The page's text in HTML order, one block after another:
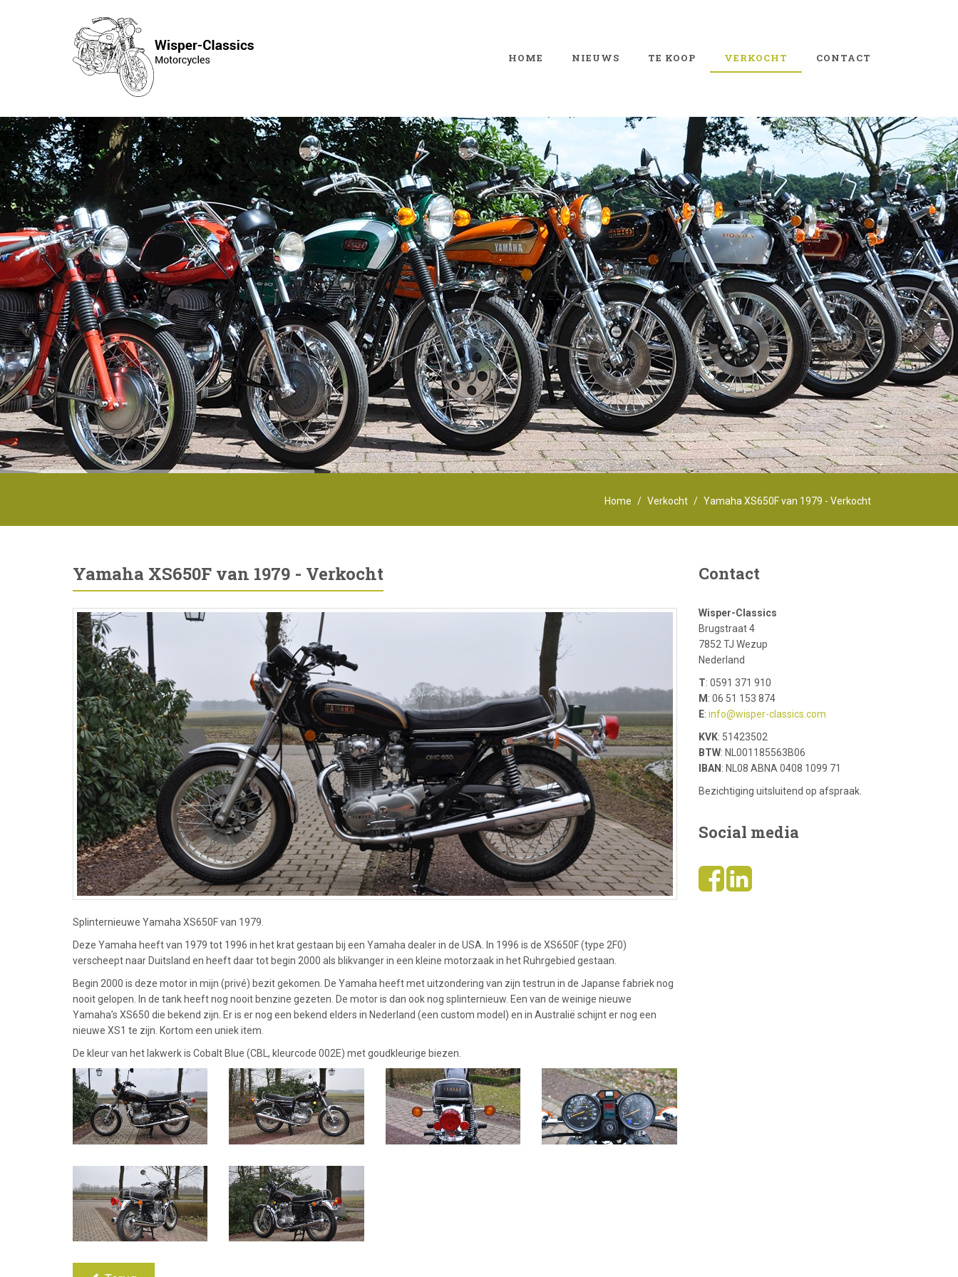
HOME NIEUWS TE KOOP VERKOCHT CONTACT
Home Verkocht Yamaha XS650F van 1979 - Verkocht
Yamaha XS650F van 1979 - Verkocht
Splinternieuwe Yamaha XS650F van 1979.
Deze Yamaha heeft van 1979 tot 1996 in het krat gestaan bij een Yamaha dealer in de USA. In 1996 is de XS650F (type 2F0)
verscheept naar Duitsland en heeft daar tot begin 2000 als blikvanger in een kleine motorzaak in het Ruhrgebied gestaan.
Begin 2000 is deze motor in mijn (privé) bezit gekomen. De Yamaha heeft met uitzondering van zijn testrun in de Japanse fabriek nog
nooit gelopen. In de tank heeft nog nooit benzine gezeten. De motor is dan ook nog splinternieuw. Een van de weinige nieuwe
Yamaha’s XS650 die bekend zijn. Er is er nog een bekend elders in Nederland (een custom model) en in Australië schijnt er nog een
nieuwe XS1 te zijn. Kortom een uniek item.
De kleur van het lakwerk is Cobalt Blue (CBL, kleurcode 002E) met goudkleurige biezen.
Contact
Wisper-Classics
Brugstraat 4
7852 TJ Wezup
Nederland
T: 0591 371 910
M : 06 51 153 874
E: info@wisper-classics.com
KVK: 51423502
BTW: NL001185563B06
IBAN : NL08 ABNA 0408 1099 71
Bezichtiging uitsluitend op afspraak.
Social media